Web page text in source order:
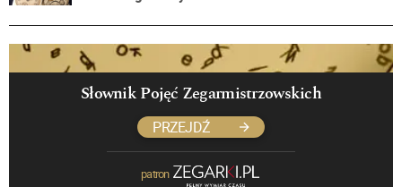
Słownik Pojęć Zegarmistrzowskich
PRZEJDŹ
patron